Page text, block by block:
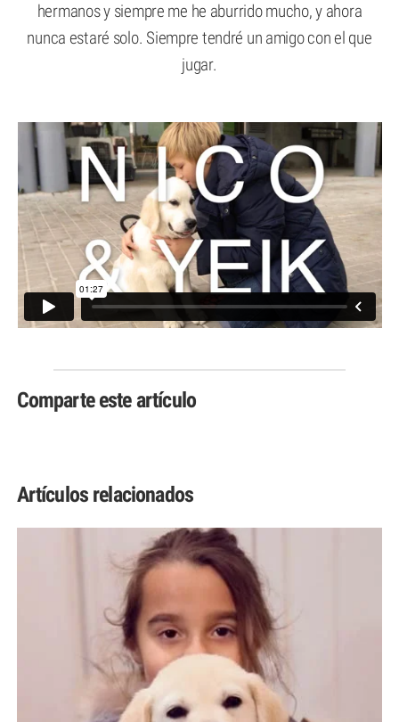
hermanos y siempre me he aburrido mucho, y ahora
nunca estaré solo. Siempre tendré un amigo con el que
jugar.
Comparte este artículo
Artículos relacionados